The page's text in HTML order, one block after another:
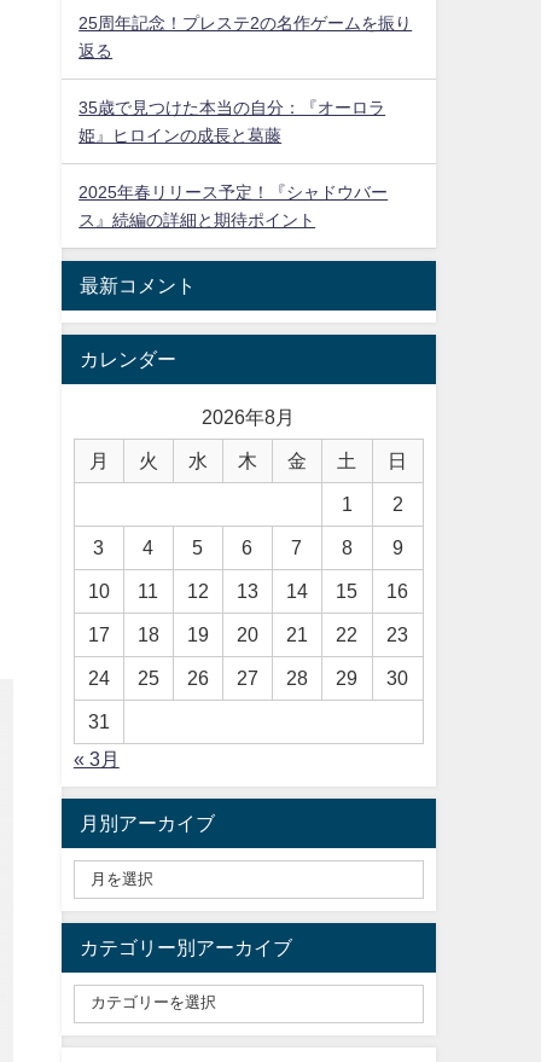
25周年記念！プレステ2の名作ゲームを振り
返る
35歳で見つけた本当の自分：『オーロラ
姫』ヒロインの成長と葛藤
2025年春リリース予定！『シャドウバー
ス』続編の詳細と期待ポイント
最新コメント
カレンダー
2026年8月
月 火 水 木 金 土 日
1 2
3 4 5 6 7 8 9
10 11 12 13 14 15 16
17 18 19 20 21 22 23
24 25 26 27 28 29 30
31
« 3月
月別アーカイブ
カテゴリー別アーカイブ